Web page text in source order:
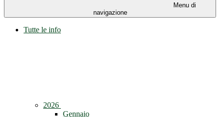
Menu di
navigazione
Tutte le info
2026
Gennaio